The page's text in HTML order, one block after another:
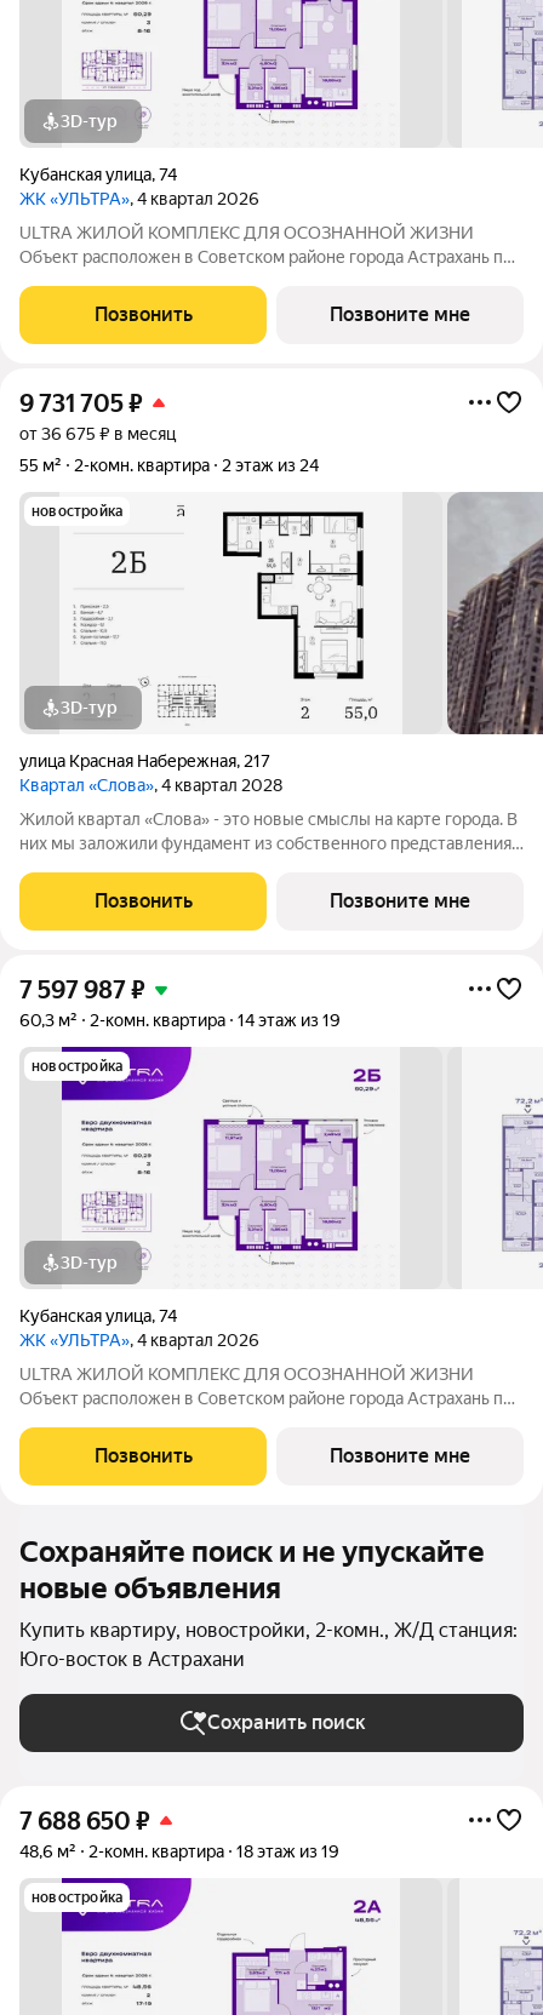
3D-тур
Кубанская улица,74
ЖК «УЛЬТРА», 4 квартал 2026
ULTRA ЖИЛОЙ КОМПЛЕКС ДЛЯ ОСОЗНАННОЙ ЖИЗНИ
Объект расположен в Советском районе города Астрахань по
Дата ввода в эксплуатацию первой очереди: IV кв. 2026 года.
Но уже сейчас вы можете
Позвонить Позвоните мне
9 731 705₽
от 36 675 ₽ в месяц
55 м²
2-комн. квартира 2 этаж из 24
новостройка
3D-тур
улица Красная Набережная, 217
Квартал «Слова», 4 квартал 2028
Жилой квартал «Слова» - это новые смыслы на карте города. В
них мы заложили фундамент из собственного представления
уют добрососедства, а также многонациональность нашего
города. Ведь именно
Позвонить Позвоните мне
7 597 987₽
60,3 м² 2-комн. квартира 14 этаж из 19
новостройка
3D-тур
Кубанская улица,74
ЖК «УЛЬТРА», 4 квартал 2026
ULTRA ЖИЛОЙ КОМПЛЕКС ДЛЯ ОСОЗНАННОЙ ЖИЗНИ
Объект расположен в Советском районе города Астрахань по
Дата ввода в эксплуатацию первой очереди: IV кв. 2026 года.
Но уже сейчас вы можете
Позвонить Позвоните мне
Сохраняйте поиск и не упускайте
новые объявления
Купить квартиру, новостройки, 2-комн., Ж/Д станция:
Юго-восток в Астрахани
Сохранить поиск
7 688 650 ₽
48,6 м² 2-комн. квартира 18 этаж из 19
новостройка